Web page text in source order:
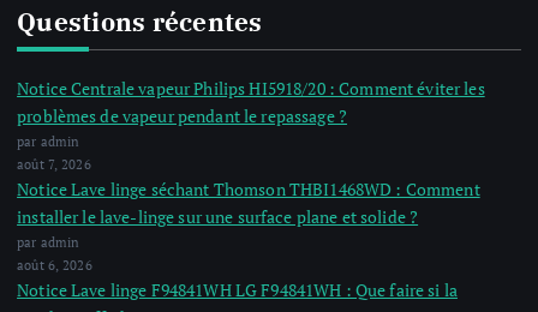
Questions récentes
Notice Centrale vapeur Philips HI5918/20 : Comment éviter les
problèmes de vapeur pendant le repassage ?
par admin
août 7, 2026
Notice Lave linge séchant Thomson THBI1468WD : Comment
installer le lave-linge sur une surface plane et solide ?
par admin
août 6, 2026
Notice Lave linge F94841WH LG F94841WH : Que faire si la